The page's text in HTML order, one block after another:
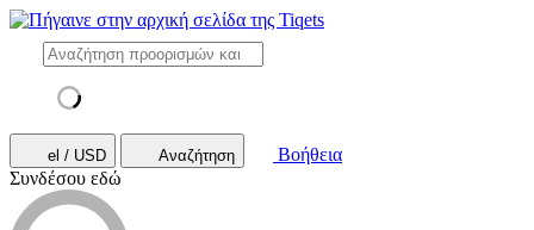
el / USD Αναζήτηση
Βοήθεια
Συνδέσου εδώ